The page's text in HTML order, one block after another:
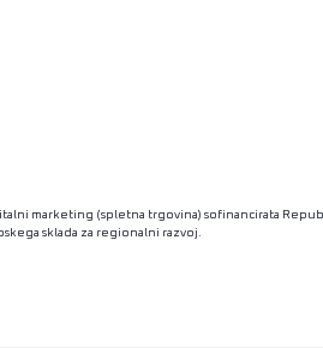
marketing (spletna trgovina) sofinancirata
sklada za regionalni razvoj.